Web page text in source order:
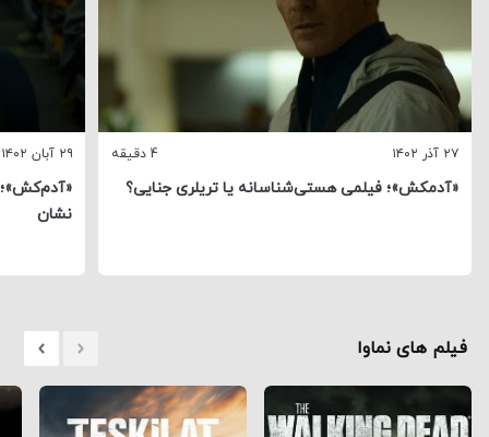
۲۷ آذر ۱۴۰۲ 4 دقیقه
«آدمکش»؛ فیلمی هستی‌شناسانه یا تریلری جنایی؟
۲۹ آبان ۱۴۰۲
«آدم‌کش»؛
نشان
فیلم های نماوا